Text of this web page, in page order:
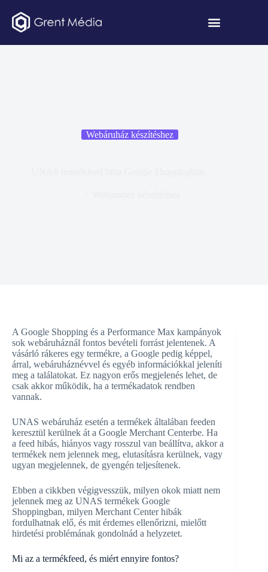
Webáruház készítéshez
A Google Shopping és a Performance Max kampányok
sok webáruháznál fontos bevételi forrást jelentenek. A
vásárló rákeres egy termékre, a Google pedig képpel,
árral, webáruháznévvel és egyéb információkkal jeleníti
meg a találatokat. Ez nagyon erős megjelenés lehet, de
csak akkor működik, ha a termékadatok rendben
vannak.
UNAS webáruház esetén a termékek általában feeden
keresztül kerülnek át a Google Merchant Centerbe. Ha
a feed hibás, hiányos vagy rosszul van beállítva, akkor a
termékek nem jelennek meg, elutasításra kerülnek, vagy
ugyan megjelennek, de gyengén teljesítenek.
Ebben a cikkben végigvesszük, milyen okok miatt nem
jelennek meg az UNAS termékek Google
Shoppingban, milyen Merchant Center hibák
fordulhatnak elő, és mit érdemes ellenőrizni, mielőtt
hirdetési problémának gondolnád a helyzetet.
Mi az a termékfeed, és miért ennyire fontos?